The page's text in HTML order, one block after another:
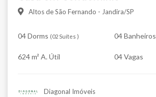
Altos de São Fernando - Jandira/SP
04 Dorms (02 Suítes ) 04 Banheiros
624 m² A. Útil 04 Vagas
Diagonal Imóveis